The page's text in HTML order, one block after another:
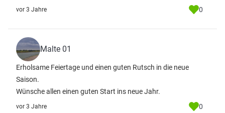
vor 3 Jahre 0
Malte 01
Erholsame Feiertage und einen guten Rutsch in die neue
Saison.
Wünsche allen einen guten Start ins neue Jahr.
vor 3 Jahre 0